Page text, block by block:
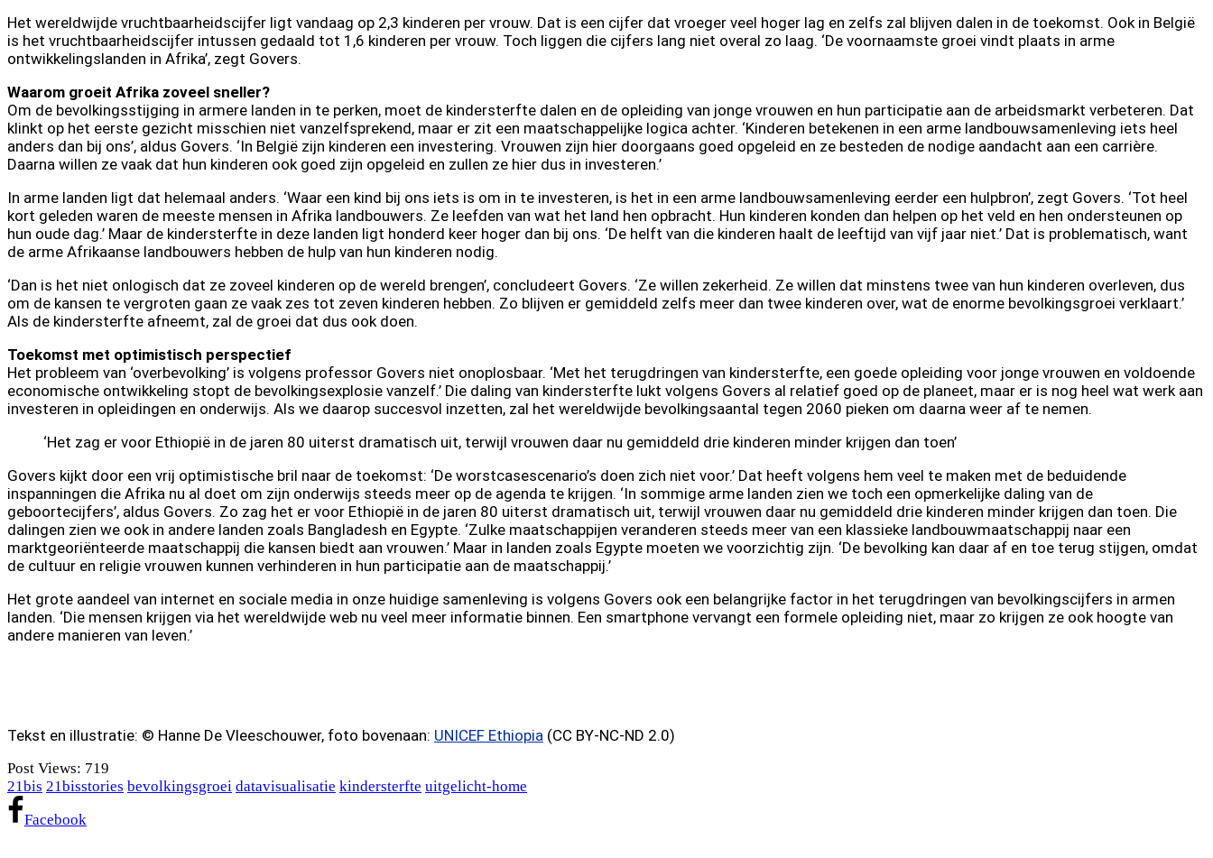
Het wereldwijde vruchtbaarheidscijfer ligt vandaag op 2,3 kinderen per vrouw. Dat is een cijfer dat vroeger veel hoger lag en zelfs zal blijven dalen in de toekomst. Ook in België
is het vruchtbaarheidscijfer intussen gedaald tot 1,6 kinderen per vrouw. Toch liggen die cijfers lang niet overal zo laag. ‘De voornaamste groei vindt plaats in arme
ontwikkelingslanden in Afrika’, zegt Govers.
Waarom groeit Afrika zoveel sneller?
Om de bevolkingsstijging in armere landen in te perken, moet de kindersterfte dalen en de opleiding van jonge vrouwen en hun participatie aan de arbeidsmarkt verbeteren. Dat
klinkt op het eerste gezicht misschien niet vanzelfsprekend, maar er zit een maatschappelijke logica achter. ‘Kinderen betekenen in een arme landbouwsamenleving iets heel
anders dan bij ons’, aldus Govers. ‘In België zijn kinderen een investering. Vrouwen zijn hier doorgaans goed opgeleid en ze besteden de nodige aandacht aan een carrière.
Daarna willen ze vaak dat hun kinderen ook goed zijn opgeleid en zullen ze hier dus in investeren.’
In arme landen ligt dat helemaal anders. ‘Waar een kind bij ons iets is om in te investeren, is het in een arme landbouwsamenleving eerder een hulpbron’, zegt Govers. ‘Tot heel
kort geleden waren de meeste mensen in Afrika landbouwers. Ze leefden van wat het land hen opbracht. Hun kinderen konden dan helpen op het veld en hen ondersteunen op
hun oude dag.’ Maar de kindersterfte in deze landen ligt honderd keer hoger dan bij ons. ‘De helft van die kinderen haalt de leeftijd van vijf jaar niet.’ Dat is problematisch, want
de arme Afrikaanse landbouwers hebben de hulp van hun kinderen nodig.
‘Dan is het niet onlogisch dat ze zoveel kinderen op de wereld brengen’, concludeert Govers. ‘Ze willen zekerheid. Ze willen dat minstens twee van hun kinderen overleven, dus
om de kansen te vergroten gaan ze vaak zes tot zeven kinderen hebben. Zo blijven er gemiddeld zelfs meer dan twee kinderen over, wat de enorme bevolkingsgroei verklaart.’
Als de kindersterfte afneemt, zal de groei dat dus ook doen.
Toekomst met optimistisch perspectief
Het probleem van ‘overbevolking’ is volgens professor Govers niet onoplosbaar. ‘Met het terugdringen van kindersterfte, een goede opleiding voor jonge vrouwen en voldoende
economische ontwikkeling stopt de bevolkingsexplosie vanzelf.’ Die daling van kindersterfte lukt volgens Govers al relatief goed op de planeet, maar er is nog heel wat werk aan
investeren in opleidingen en onderwijs. Als we daarop succesvol inzetten, zal het wereldwijde bevolkingsaantal tegen 2060 pieken om daarna weer af te nemen.
‘Het zag er voor Ethiopië in de jaren 80 uiterst dramatisch uit, terwijl vrouwen daar nu gemiddeld drie kinderen minder krijgen dan toen’
Govers kijkt door een vrij optimistische bril naar de toekomst: ‘De worstcasescenario’s doen zich niet voor.’ Dat heeft volgens hem veel te maken met de beduidende
inspanningen die Afrika nu al doet om zijn onderwijs steeds meer op de agenda te krijgen. ‘In sommige arme landen zien we toch een opmerkelijke daling van de
geboortecijfers’, aldus Govers. Zo zag het er voor Ethiopië in de jaren 80 uiterst dramatisch uit, terwijl vrouwen daar nu gemiddeld drie kinderen minder krijgen dan toen. Die
dalingen zien we ook in andere landen zoals Bangladesh en Egypte. ‘Zulke maatschappijen veranderen steeds meer van een klassieke landbouwmaatschappij naar een
marktgeoriënteerde maatschappij die kansen biedt aan vrouwen.’ Maar in landen zoals Egypte moeten we voorzichtig zijn. ‘De bevolking kan daar af en toe terug stijgen, omdat
de cultuur en religie vrouwen kunnen verhinderen in hun participatie aan de maatschappij.’
Het grote aandeel van internet en sociale media in onze huidige samenleving is volgens Govers ook een belangrijke factor in het terugdringen van bevolkingscijfers in armen
landen. ‘Die mensen krijgen via het wereldwijde web nu veel meer informatie binnen. Een smartphone vervangt een formele opleiding niet, maar zo krijgen ze ook hoogte van
andere manieren van leven.’
Tekst en illustratie: © Hanne De Vleeschouwer, foto bovenaan: UNICEF Ethiopia (CC BY-NC-ND 2.0)
Post Views: 719
21bis 21bisstories bevolkingsgroei datavisualisatie kindersterfte uitgelicht-home
Facebook